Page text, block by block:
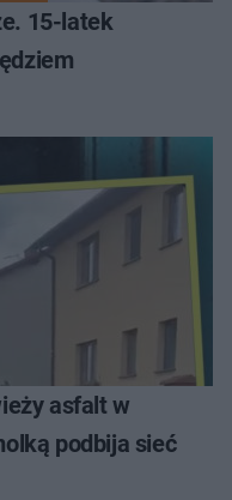
15-latek
asfalt w
podbija sieć